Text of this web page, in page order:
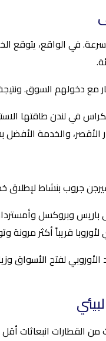
مع دخولهم السوق.
في لندن طاقتها
الأقصر، والخدمة
بنشاط لإطلاق
وبروكسل
قريباً أكثر مرونة
لفتح الأسواق
القطارات انبعاثات